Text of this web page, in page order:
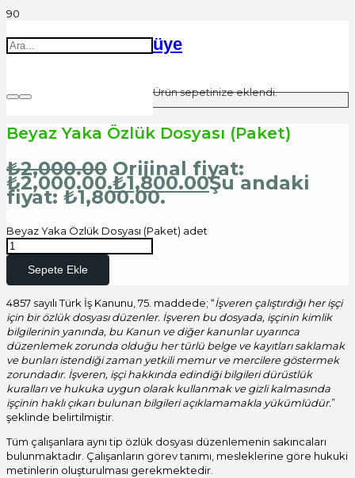
üye
Ürünsepetinize eklendi.
Beyaz Yaka Özlük Dosyası (Paket)
₺2,000.00 Orijinal fiyat:
₺2,000.00.₺1,800.00Şu andaki
fiyat: ₺1,800.00.
Beyaz Yaka Özlük Dosyası (Paket) adet
Sepete Ekle
4857 sayılı Türk İş Kanunu, 75. maddede; “İşveren çalıştırdığı her işçi
için bir özlük dosyası düzenler. İşveren bu dosyada, işçinin kimlik
bilgilerinin yanında, bu Kanun ve diğer kanunlar uyarınca
düzenlemek zorunda olduğu her türlü belge ve kayıtları saklamak
ve bunları istendiği zaman yetkili memur ve mercilere göstermek
zorundadır. İşveren, işçi hakkında edindiği bilgileri dürüstlük
kuralları ve hukuka uygun olarak kullanmak ve gizli kalmasında
işçinin haklı çıkarı bulunan bilgileri açıklamamakla yükümlüdür.”
şeklinde belirtilmiştir.
Tüm çalışanlara aynı tip özlük dosyası düzenlemenin sakıncaları
bulunmaktadır. Çalışanların görev tanımı, mesleklerine göre hukuki
metinlerin oluşturulması gerekmektedir.